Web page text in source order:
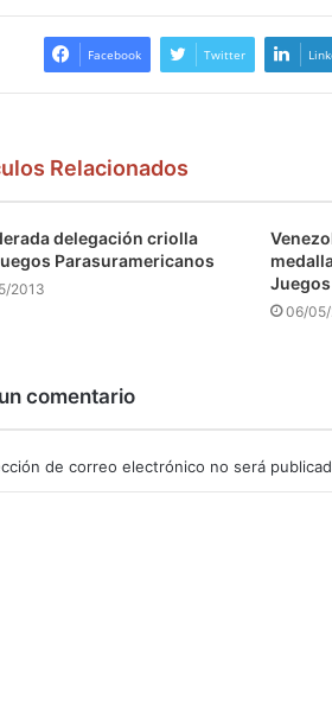
Facebook Twitter
Relacionados
delegación criolla
Parasuramericanos
2013
06/
comentario
de correo electrónico no será